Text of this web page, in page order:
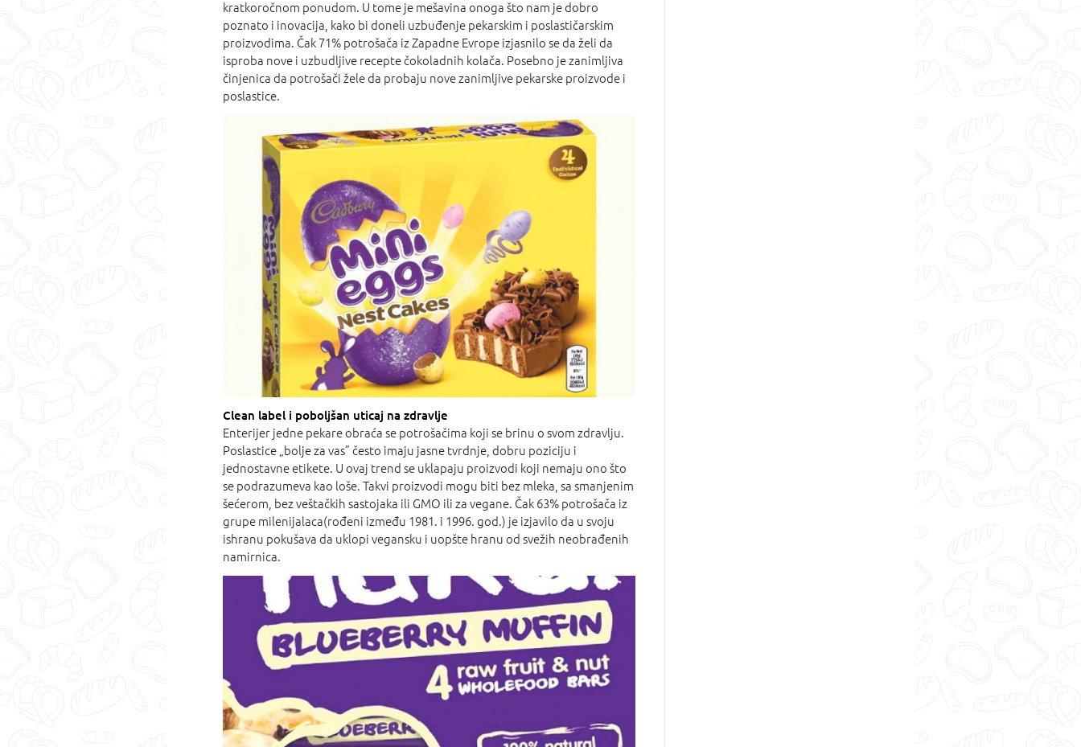
kratkoročnom ponudom. U tome je mešavina onoga što nam je dobro
poznato i inovacija, kako bi doneli uzbuđenje pekarskim i poslastičarskim
proizvodima. Čak 71% potrošača iz Zapadne Evrope izjasnilo se da želi da
isproba nove i uzbudljive recepte čokoladnih kolača. Posebno je zanimljiva
činjenica da potrošači žele da probaju nove zanimljive pekarske proizvode i
poslastice.
Clean label i poboljšan uticaj na zdravlje
Enterijer jedne pekare obraća se potrošačima koji se brinu o svom zdravlju.
Poslastice „bolje za vas” često imaju jasne tvrdnje, dobru poziciju i
jednostavne etikete. U ovaj trend se uklapaju proizvodi koji nemaju ono što
se podrazumeva kao loše. Takvi proizvodi mogu biti bez mleka, sa smanjenim
šećerom, bez veštačkih sastojaka ili GMO ili za vegane. Čak 63% potrošača iz
grupe milenijalaca(rođeni između 1981. i 1996. god.) je izjavilo da u svoju
ishranu pokušava da uklopi vegansku i uopšte hranu od svežih neobrađenih
namirnica.